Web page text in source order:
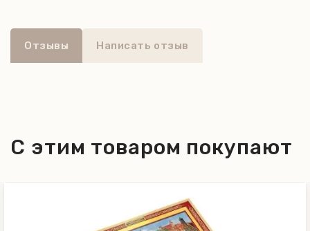
жидкое цельное яйцо, увлажнитель:
гидрокарбонат натрия, концентрат
содержать следы других орехов,
кунжута и сои. Нюрнбергские
Отзывы Написать отзыв
С этим товаром покупают